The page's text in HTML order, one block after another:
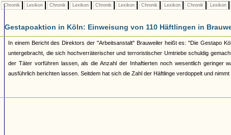
Chronik Lexikon Chronik Lexikon Chronik Lexikon Chronik Lexikon Chronik Lexikon
Gestapoaktion in Köln: Einweisung von 110 Häftlingen in
In einem Bericht des Direktors der "Arbeitsanstalt" Brauweiler heißt es: "Die Gestapo
untergebracht, die sich hochverräterischer und terroristischer Umtriebe schuldig
der Täter vorführen lassen, als die Anzahl der Inhaftierten noch wesentlich geringer
ausführlich berichten lassen. Seitdem hat sich die Zahl der Häftlinge verdoppelt und